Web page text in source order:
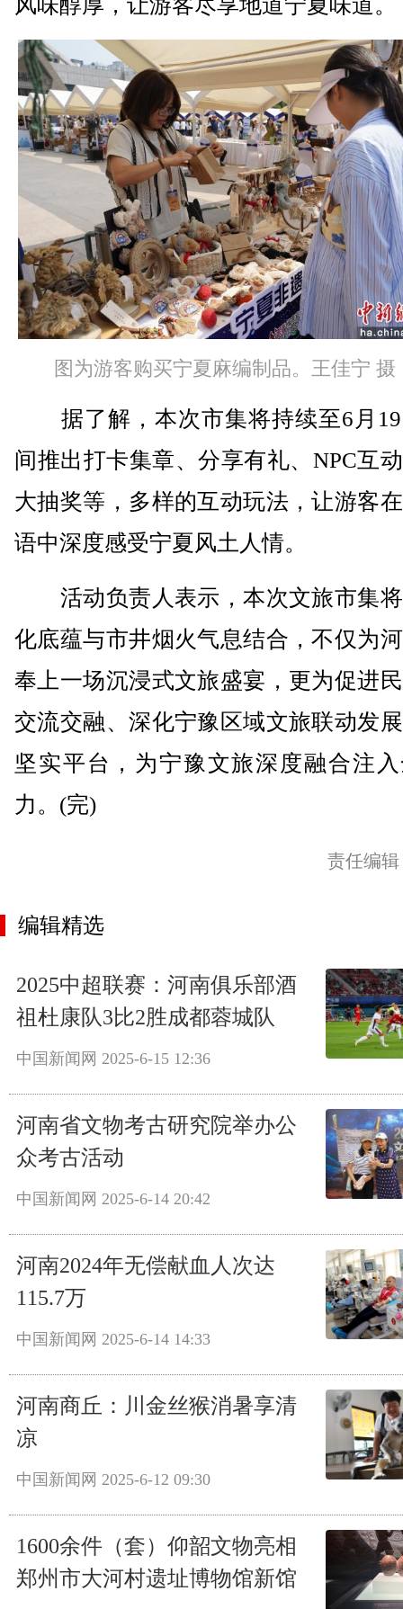
图为游客购买宁夏麻编制品。王佳宁 摄
据了解，本次市集将持续至6月19
间推出打卡集章、分享有礼、NPC互
大抽奖等，多样的互动玩法，让游客
语中深度感受宁夏风土人情。
活动负责人表示，本次文旅市集
化底蕴与市井烟火气息结合，不仅为
奉上一场沉浸式文旅盛宴，更为促进
交流交融、深化宁豫区域文旅联动发
坚实平台，为宁豫文旅深度融合注
力。(完)
责任编
编辑精选
2025中超联赛：河南俱乐部酒
祖杜康队3比2胜成都蓉城队
中国新闻网 2025-6-15 12:36
河南省文物考古研究院举办公
众考古活动
中国新闻网 2025-6-14 20:42
河南2024年无偿献血人次达
115.7万
中国新闻网 2025-6-14 14:33
河南商丘：川金丝猴消暑享清
凉
中国新闻网 2025-6-12 09:30
1600余件（套）仰韶文物亮相
郑州市大河村遗址博物馆新馆